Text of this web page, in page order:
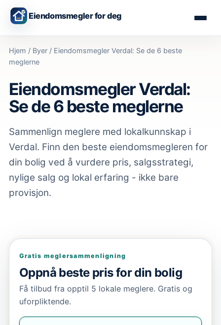
Eiendomsmegler for deg
Hjem / Byer / Eiendomsmegler Verdal: Se de 6 beste
meglerne
Eiendomsmegler Verdal:
Se de 6 beste meglerne
Sammenlign meglere med lokalkunnskap i
Verdal. Finn den beste eiendomsmegleren for
din bolig ved å vurdere pris, salgsstrategi,
nylige salg og lokal erfaring - ikke bare
provisjon.
Gratis meglersammenligning
Oppnå beste pris for din bolig
Få tilbud fra opptil 5 lokale meglere. Gratis og
uforpliktende.